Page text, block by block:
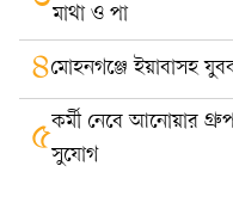
মাথা ও পা
৪মোহনগঞ্জে ইয়াবাসহ
৫কর্মী নেবে আনোয়ার
সুযোগ